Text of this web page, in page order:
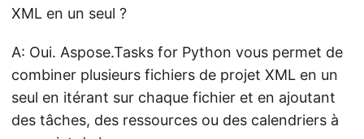
XML en un seul ?
A: Oui. Aspose.Tasks for Python vous permet de
combiner plusieurs fichiers de projet XML en un
seul en itérant sur chaque fichier et en ajoutant
des tâches, des ressources ou des calendriers à